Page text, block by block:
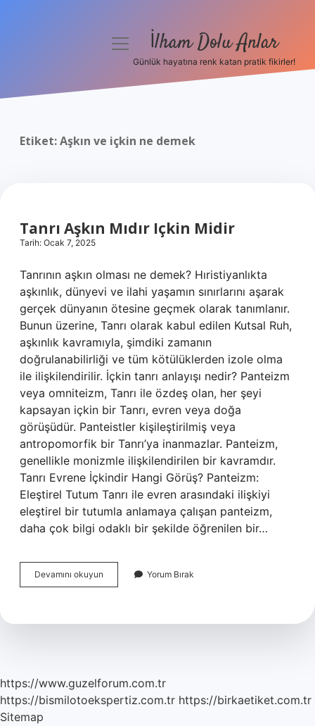
Yasal Uyarı
menüyü İlham Dolu Anlar
Günlük hayatına renk katan pratik fikirler!
Etiket:Aşkın ve içkin ne demek
Tanrı Aşkın Mıdır Içkin Midir
Tarih: Ocak 7, 2025
Tanrının aşkın olması ne demek? Hıristiyanlıkta
aşkınlık, dünyevi ve ilahi yaşamın sınırlarını aşarak
gerçek dünyanın ötesine geçmek olarak tanımlanır.
Bunun üzerine, Tanrı olarak kabul edilen Kutsal Ruh,
aşkınlık kavramıyla, şimdiki zamanın
doğrulanabilirliği ve tüm kötülüklerden izole olma
ile ilişkilendirilir. İçkin tanrı anlayışı nedir? Panteizm
veya omniteizm, Tanrı ile özdeş olan, her şeyi
kapsayan içkin bir Tanrı, evren veya doğa
görüşüdür. Panteistler kişileştirilmiş veya
antropomorfik bir Tanrı’ya inanmazlar. Panteizm,
genellikle monizmle ilişkilendirilen bir kavramdır.
Tanrı Evrene İçkindir Hangi Görüş? Panteizm:
Eleştirel Tutum Tanrı ile evren arasındaki ilişkiyi
eleştirel bir tutumla anlamaya çalışan panteizm,
daha çok bilgi odaklı bir şekilde öğrenilen bir…
Devamını okuyun
Aşkın
Midir
Yorum Bırak
https://www.guzelforum.com.tr
https://bismilotoekspertiz.com.tr https://birkaetiket.com.tr
Sitemap